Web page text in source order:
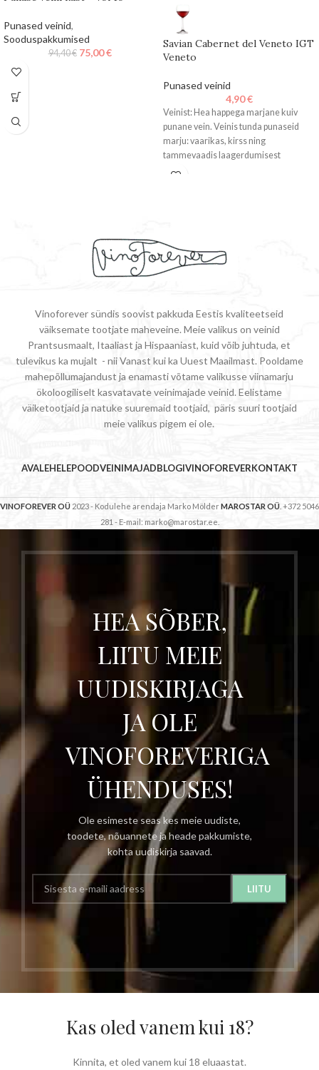
Punased veinid,
Sooduspakkumised
94,40€ 75,00€
Savian Cabernet del Veneto IGT
Veneto
Punased veinid
4,90€
Veinist: Hea happega marjane kuiv
punane vein. Veinis tunda punaseid
marju: vaarikas, kirss ning
tammevaadis laagerdumisest
vürtsisust – pipart. Toidusoovitus:
Vinoforever sündis soovist pakkuda Eestis kvaliteetseid
väiksemate tootjate maheveine. Meie valikus on veinid
Prantsusmaalt, Itaaliast ja Hispaaniast, kuid võib juhtuda, et
tulevikus ka mujalt - nii Vanast kui ka Uuest Maailmast. Pooldame
mahepõllumajandust ja enamasti võtame valikusse viinamarju
ökoloogiliselt kasvatavate veinimajade veinid. Eelistame
väiketootjaid ja natuke suuremaid tootjaid, päris suuri tootjaid
meie valikus pigem ei ole.
AVALEHELEPOODVEINIMAJADBLOGIVINOFOREVERKONTAKT
VINOFOREVER OÜ 2023 - Kodulehe arendaja Marko MölderMAROSTAR OÜ . +372 5046
281 - E-mail: marko@marostar.ee.
HEA SÕBER,
LIITU MEIE
UUDISKIRJAGA
JA OLE
VINOFOREVERIGA
ÜHENDUSES!
Ole esimeste seas kes meie uudiste,
toodete, nõuannete ja heade pakkumiste,
kohta uudiskirja saavad.
Kas oled vanem kui 18?
Kinnita, et oled vanem kui 18 eluaastat.